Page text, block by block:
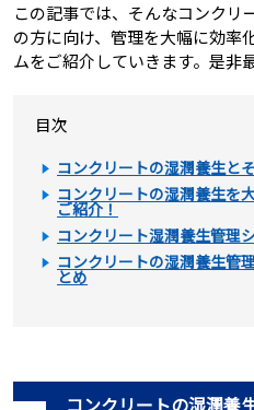
この記事では、そんなコンクリ
の方に向け、管理を大幅に効率
ムをご紹介していきます。是非
目次
コンクリートの湿潤養生と
コンクリートの湿潤養生を
ご紹介！
コンクリート湿潤養生管理
コンクリートの湿潤養生管
とめ